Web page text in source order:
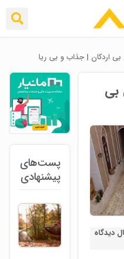
بی اردکان | جذاب و بی ریا
بی
دیدگاه
پست‌های
پیشنهادی